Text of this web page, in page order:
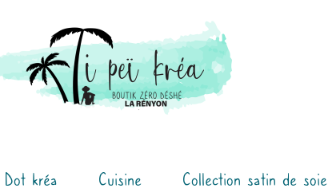
Dot kréa Cuisine Collection satin de soie